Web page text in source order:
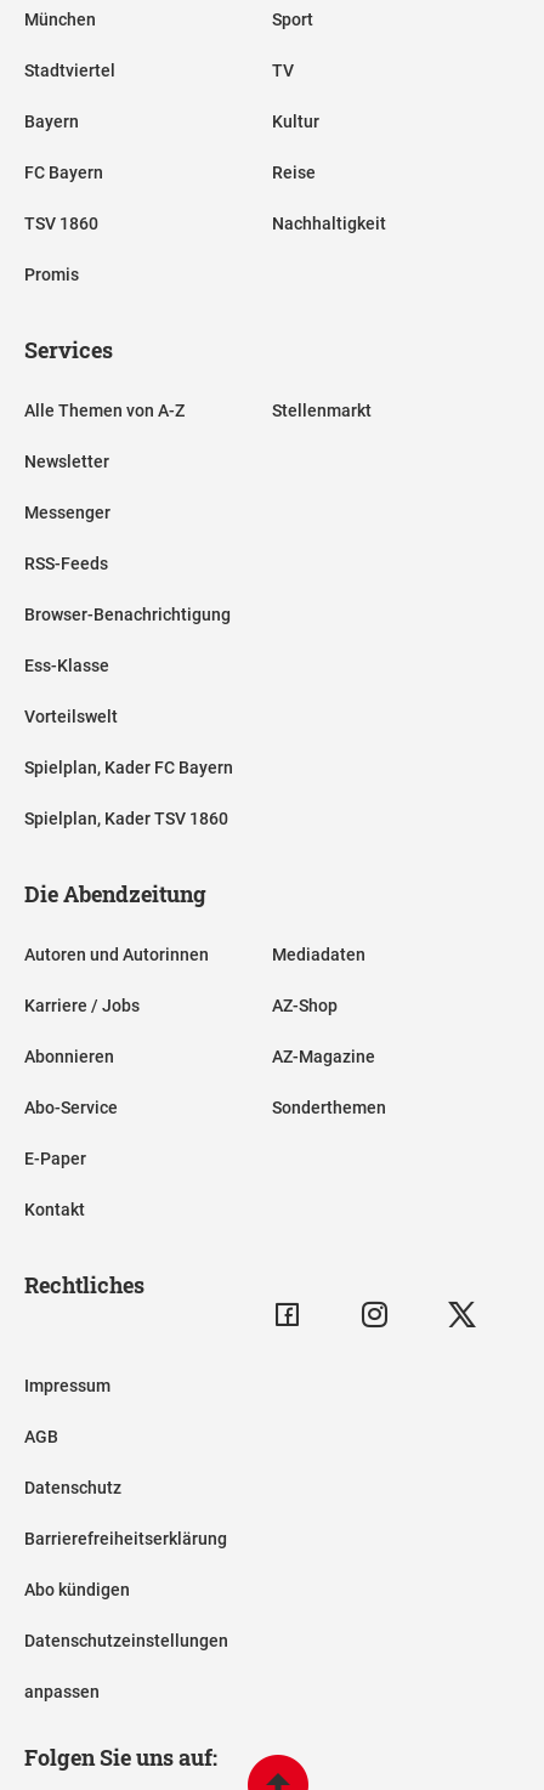
München
Stadtviertel
Bayern
FC Bayern
TSV 1860
Promis
Sport
TV
Kultur
Reise
Nachhaltigkeit
Services
Alle Themen von A-Z
Newsletter
Messenger
RSS-Feeds
Browser-Benachrichtigung
Ess-Klasse
Vorteilswelt
Spielplan, Kader FC Bayern
Spielplan, Kader TSV 1860
Stellenmarkt
Die Abendzeitung
Autoren und Autorinnen
Karriere / Jobs
Abonnieren
Abo-Service
E-Paper
Kontakt
Mediadaten
AZ-Shop
AZ-Magazine
Sonderthemen
Rechtliches
Impressum
AGB
Datenschutz
Barrierefreiheitserklärung
Abo kündigen
Datenschutzeinstellungen
anpassen
Folgen Sie uns auf: